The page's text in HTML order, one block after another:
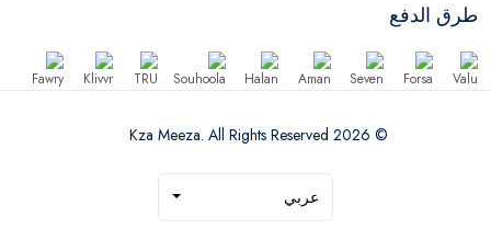
طرق الدفع
© 2026 Kza Meeza. All Rights Reserved
عربي